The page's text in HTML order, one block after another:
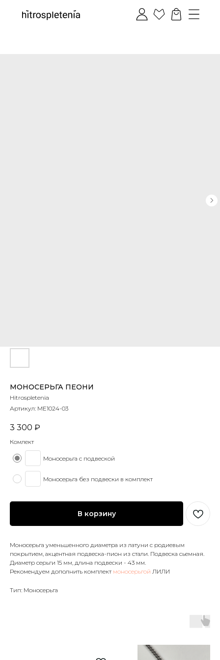
МОНОСЕРЬГА ПЕОНИ
Hitrospletenia
Артикул: ME1024-03
3 300 ₽
Комлект
Моносерьга с подвеской
Моносерьга без подвески в комплект
В корзину
Моносерьга уменьшенного диаметра из латуни с родиевым
покрытием, акцентная подвеска-пион из стали. Подвеска сьемная.
Диаметр серьги 15 мм, длина подвески - 43 мм.
Рекомендуем дополнить комплект моносерьгой ЛИЛИ
Тип: Моносерьга